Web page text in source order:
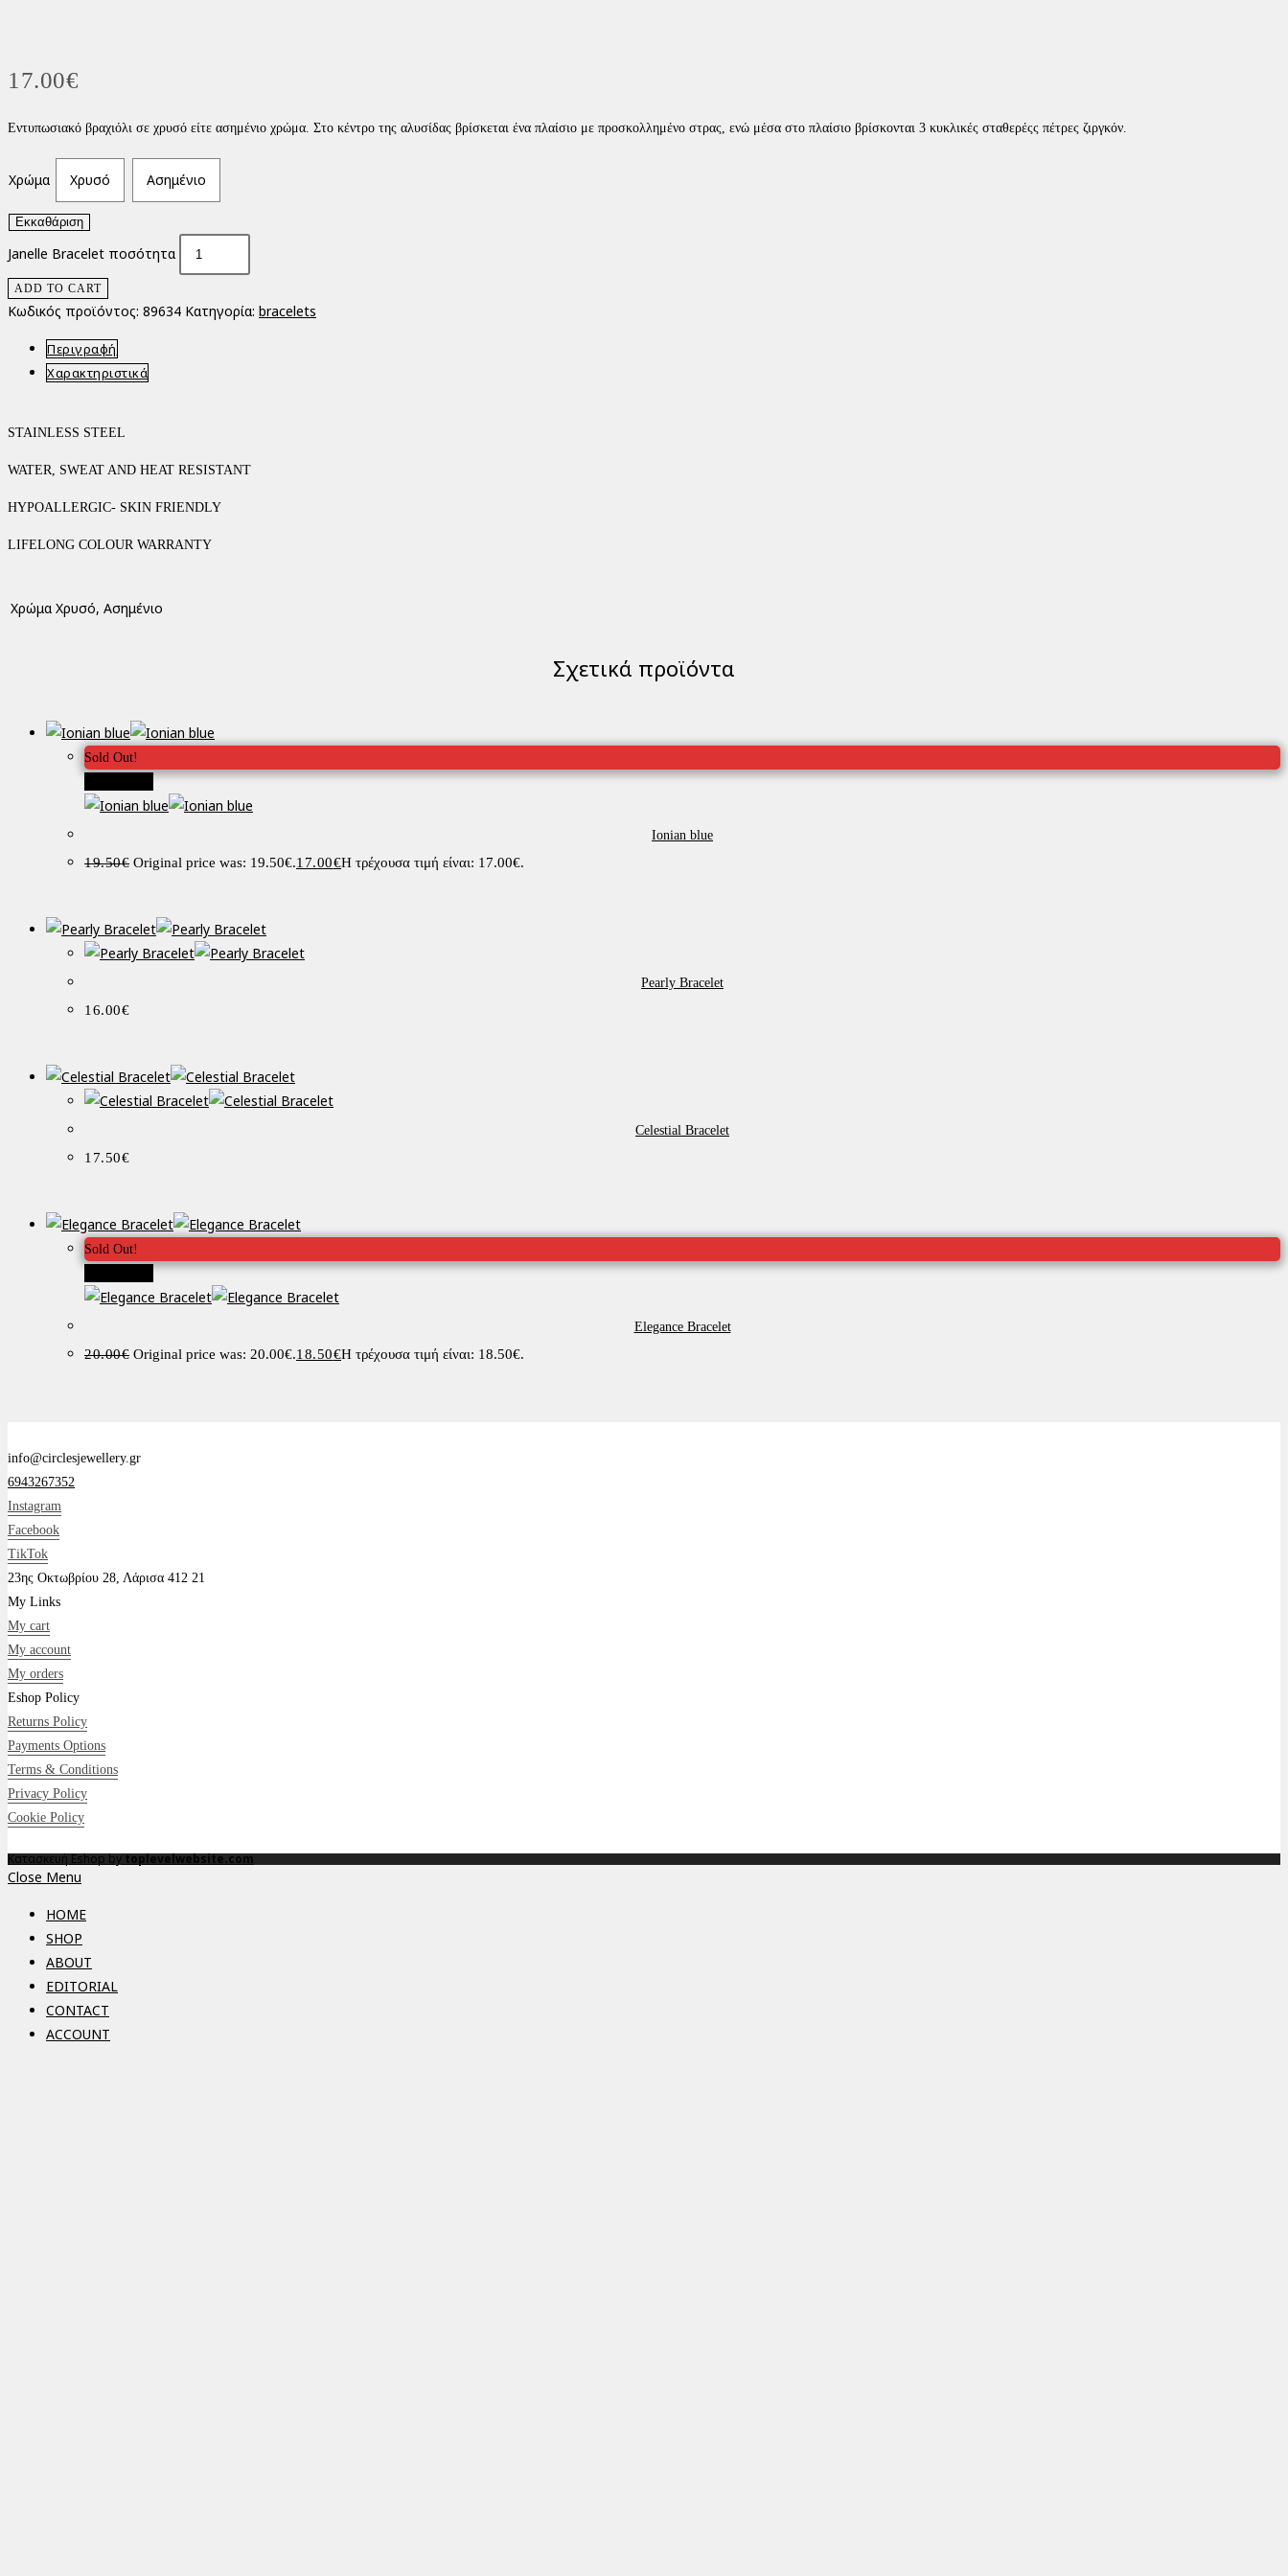
17.00€
Εντυπωσιακό βραχιόλι σε χρυσό είτε ασημένιο χρώμα. Στο κέντρο της αλυσίδας βρίσκεται ένα πλαίσιο με προσκολλημένο στρας, ενώ μέσα στο πλαίσιο βρίσκονται 3 κυκλικές σταθερέςς πέτρες ζιργκόν.
Χρώμα Χρυσό Ασημένιο
Εκκαθάριση
Janelle Bracelet ποσότητα
ADD TO CART
Κωδικός προϊόντος: 89634 Κατηγορία: bracelets
Περιγραφή
Χαρακτηριστικά
STAINLESS STEEL
WATER, SWEAT AND HEAT RESISTANT
HYPOALLERGIC- SKIN FRIENDLY
LIFELONG COLOUR WARRANTY
Χρώμα Χρυσό, Ασημένιο
Σχετικά προϊόντα
Sold Out!
Ionian blue
19.50€ Original price was: 19.50€.17.00€Η τρέχουσα τιμή είναι: 17.00€.
Pearly Bracelet
16.00€
Celestial Bracelet
17.50€
Sold Out!
Elegance Bracelet
20.00€ Original price was: 20.00€.18.50€Η τρέχουσα τιμή είναι: 18.50€.
info@circlesjewellery.gr
6943267352
Instagram
Facebook
TikTok
23ης Οκτωβρίου 28, Λάρισα 412 21
My Links
My cart
My account
My orders
Eshop Policy
Returns Policy
Payments Options
Terms & Conditions
Privacy Policy
Cookie Policy
Κατασκευή Eshop bytoplevelwebsite.com
Close Menu
HOME
SHOP
ABOUT
EDITORIAL
CONTACT
ACCOUNT